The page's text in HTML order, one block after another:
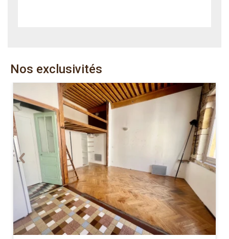
Nos exclusivités